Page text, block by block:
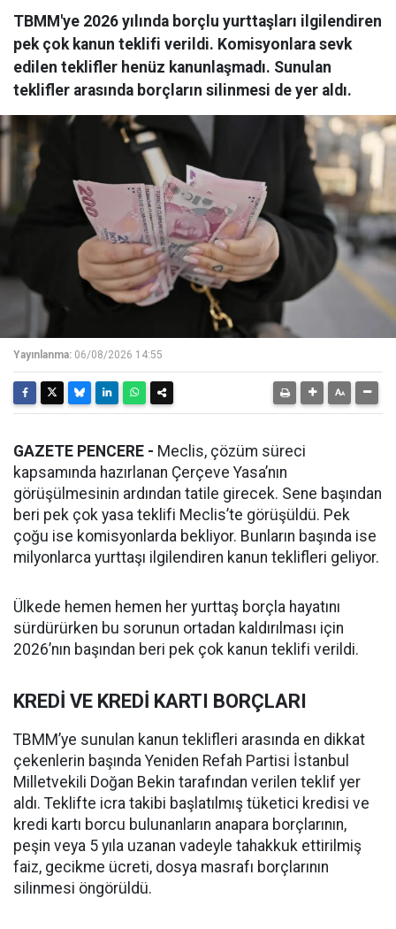
TBMM'ye 2026 yılında borçlu yurttaşları ilgilendiren
pek çok kanun teklifi verildi. Komisyonlara sevk
edilen teklifler henüz kanunlaşmadı. Sunulan
teklifler arasında borçların silinmesi de yer aldı.
Yayınlanma: 06/08/2026 14:55
GAZETE PENCERE - Meclis, çözüm süreci
kapsamında hazırlanan Çerçeve Yasa’nın
görüşülmesinin ardından tatile girecek. Sene başından
beri pek çok yasa teklifi Meclis’te görüşüldü. Pek
çoğu ise komisyonlarda bekliyor. Bunların başında ise
milyonlarca yurttaşı ilgilendiren kanun teklifleri geliyor.
Ülkede hemen hemen her yurttaş borçla hayatını
sürdürürken bu sorunun ortadan kaldırılması için
2026’nın başından beri pek çok kanun teklifi verildi.
KREDİ VE KREDİ KARTI BORÇLARI
TBMM’ye sunulan kanun teklifleri arasında en dikkat
çekenlerin başında Yeniden Refah Partisi İstanbul
Milletvekili Doğan Bekin tarafından verilen teklif yer
aldı. Teklifte icra takibi başlatılmış tüketici kredisi ve
kredi kartı borcu bulunanların anapara borçlarının,
peşin veya 5 yıla uzanan vadeyle tahakkuk ettirilmiş
faiz, gecikme ücreti, dosya masrafı borçlarının
silinmesi öngörüldü.